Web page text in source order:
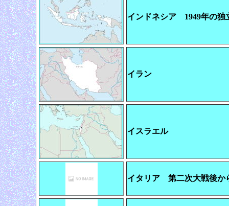
インドネシア 1949年の独
イラン
イスラエル
イタリア 第二次大戦後か